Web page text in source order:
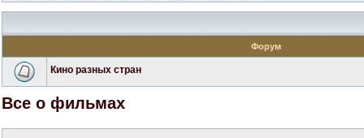
Форум
Кино разных стран
Все о фильмах